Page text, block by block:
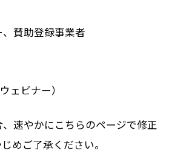
賛助登録事業者
ェビナー）
速やかにこちらのページで修正
めご了承ください。